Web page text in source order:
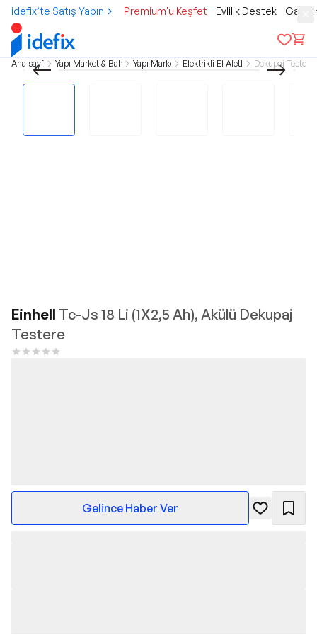
idefix’te Satış Yapın Premium'u Keşfet Evlilik Destek
Ana sayfa Yapı Market & Bahçe Yapı Market Elektrikli El Aletleri Dekupaj Testere
Einhell Tc-Js 18 Li (1X2,5 Ah), Akülü Dekupaj
Testere
Gelince Haber Ver